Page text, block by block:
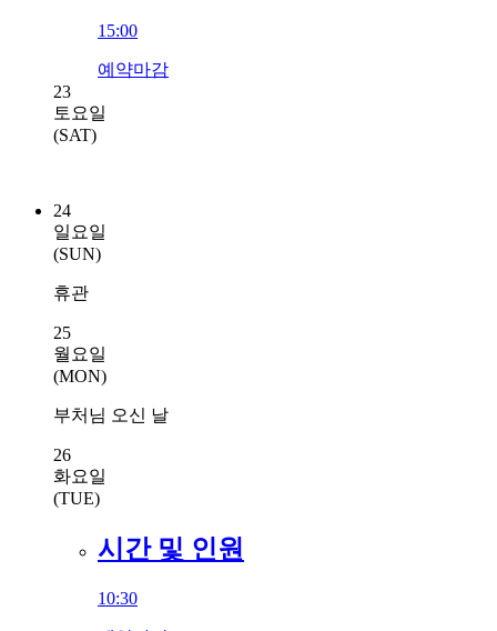
15:00
예약마감
23
토요일
(SAT)
24
일요일
(SUN)
휴관
25
월요일
(MON)
부처님 오신 날
26
화요일
(TUE)
시간 및 인원
10:30